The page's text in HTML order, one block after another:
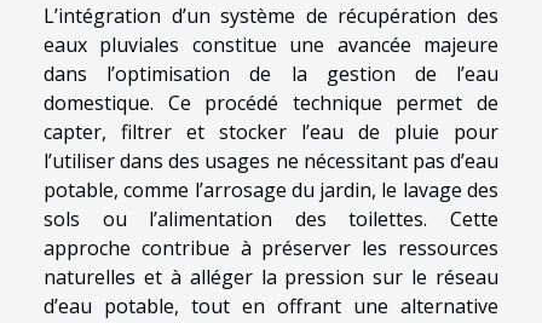
L’intégration d’un système de récupération des
eaux pluviales constitue une avancée majeure
dans l’optimisation de la gestion de l’eau
domestique. Ce procédé technique permet de
capter, filtrer et stocker l’eau de pluie pour
l’utiliser dans des usages ne nécessitant pas d’eau
potable, comme l’arrosage du jardin, le lavage des
sols ou l’alimentation des toilettes. Cette
approche contribue à préserver les ressources
naturelles et à alléger la pression sur le réseau
d’eau potable, tout en offrant une alternative